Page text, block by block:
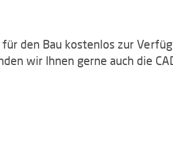
den Bau kostenlos zur
wir Ihnen gerne auch die